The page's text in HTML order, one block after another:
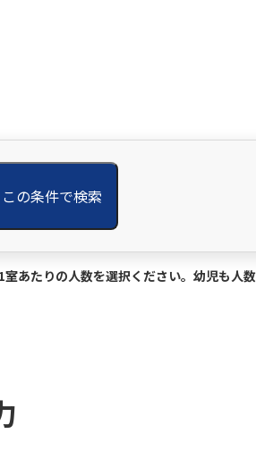
この条件で検索
1室あたりの人数を選択ください。幼児も人